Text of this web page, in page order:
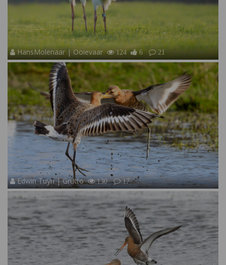
HansMolenaar | Ooievaar 124 6 21
Edwin Tuyn | Grutto 130 17